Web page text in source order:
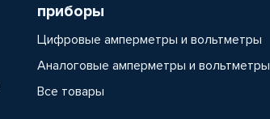
приборы
Цифровые амперметры и вольтметры
Аналоговые амперметры и вольтметры
Все товары